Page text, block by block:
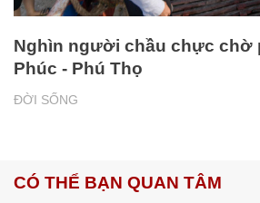
ĐỜI SỐNG
Nghìn người chầu chực chờ
Phúc - Phú Thọ
CÓ THỂ BẠN QUAN TÂM